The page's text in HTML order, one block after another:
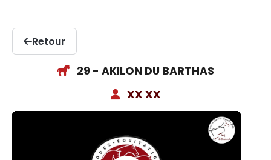
Retour
29 - AKILON DU BARTHAS
XX XX